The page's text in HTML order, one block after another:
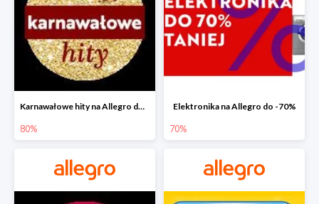
Karnawałowe hity na Allegro do -80%
80%
Elektronika na Allegro do -70%
70%